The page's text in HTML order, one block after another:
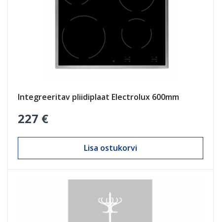
Integreeritav pliidiplaat Electrolux 600mm
227 €
Lisa ostukorvi